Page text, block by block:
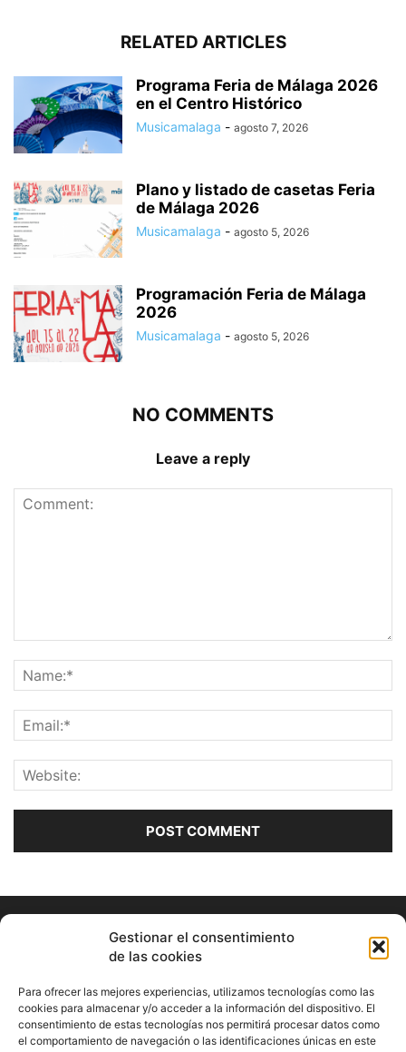
Gestionar el consentimiento
de las cookies
Para ofrecer las mejores experiencias, utilizamos tecnologías como las
cookies para almacenar y/o acceder a la información del dispositivo. El
consentimiento de estas tecnologías nos permitirá procesar datos como
el comportamiento de navegación o las identificaciones únicas en este
RELATED ARTICLES
Programa Feria de Málaga 2026
en el Centro Histórico
Musicamalaga - agosto 7, 2026
Plano y listado de casetas Feria
de Málaga 2026
Musicamalaga - agosto 5, 2026
Programación Feria de Málaga
2026
Musicamalaga - agosto 5, 2026
NO COMMENTS
Leave a reply
ABOUT US